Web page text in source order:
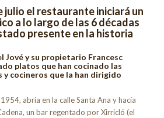
julio el restaurante iniciará un
a lo largo de las 6 décadas
presente en la historia
Jové y su propietario Francesc
platos que han cocinado las
cocineros que la han dirigido
abría en la calle Santa Ana y hacía
un bar regentado por Xirricló (el